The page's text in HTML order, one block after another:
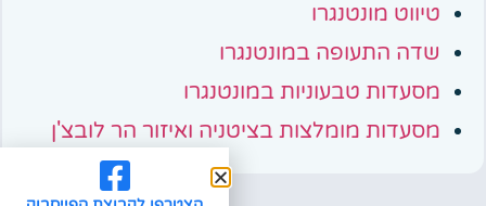
טיווט מונטנגרו
שדה התעופה במונטנגרו
מסעדות טבעוניות במונטנגרו
מסעדות מומלצות בציטניה ואיזור הר לובצ'ן